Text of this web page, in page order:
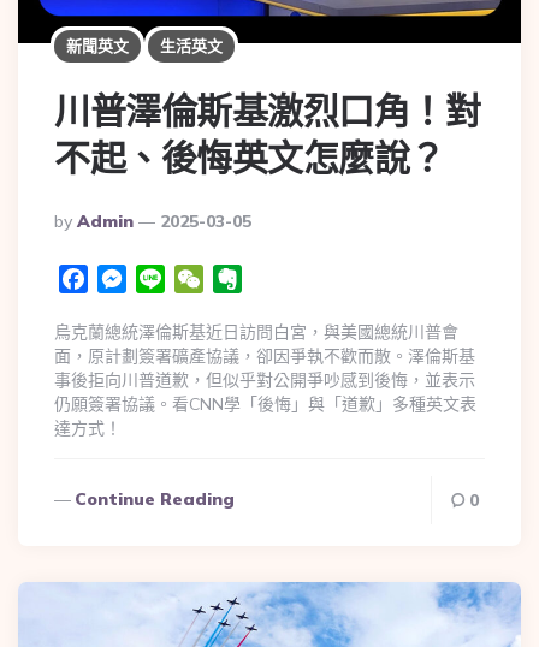
新聞英文 生活英文
川普澤倫斯基激烈口角！對
不起、後悔英文怎麼說？
By Admin 2025-03-05
FacebookMessenger
Line WeChat
烏克蘭總統澤倫斯基近日訪問白宮，與美國總統川普會
面，原計劃簽署礦產協議，卻因爭執不歡而散。澤倫斯基
事後拒向川普道歉，但似乎對公開爭吵感到後悔，並表示
仍願簽署協議。看CNN學「後悔」與「道歉」多種英文表
達方式！
Continue Reading 0